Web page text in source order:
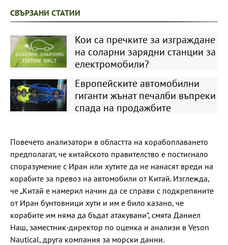
СВЪРЗАНИ СТАТИИ
Кои са пречките за изграждане
на соларни зарядни станции за
електромобили?
Европейските автомобилни
гиганти жънат печалби въпреки
спада на продажбите
Повечето анализатори в областта на корабоплаването
предполагат, че китайското правителство е постигнало
споразумение с Иран или хутите да не нанасят вреди на
корабите за превоз на автомобили от Китай. Изглежда,
че „Китай е намерил начин да се справи с подкрепяните
от Иран бунтовници хути и им е било казано, че
корабите им няма да бъдат атакувани“, смята Даниел
Наш, заместник-директор по оценка и анализи в Veson
Nautical, друга компания за морски данни.